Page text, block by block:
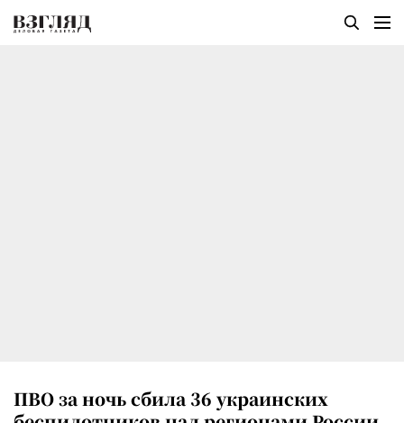
ПВО за ночь сбила 36 украинских